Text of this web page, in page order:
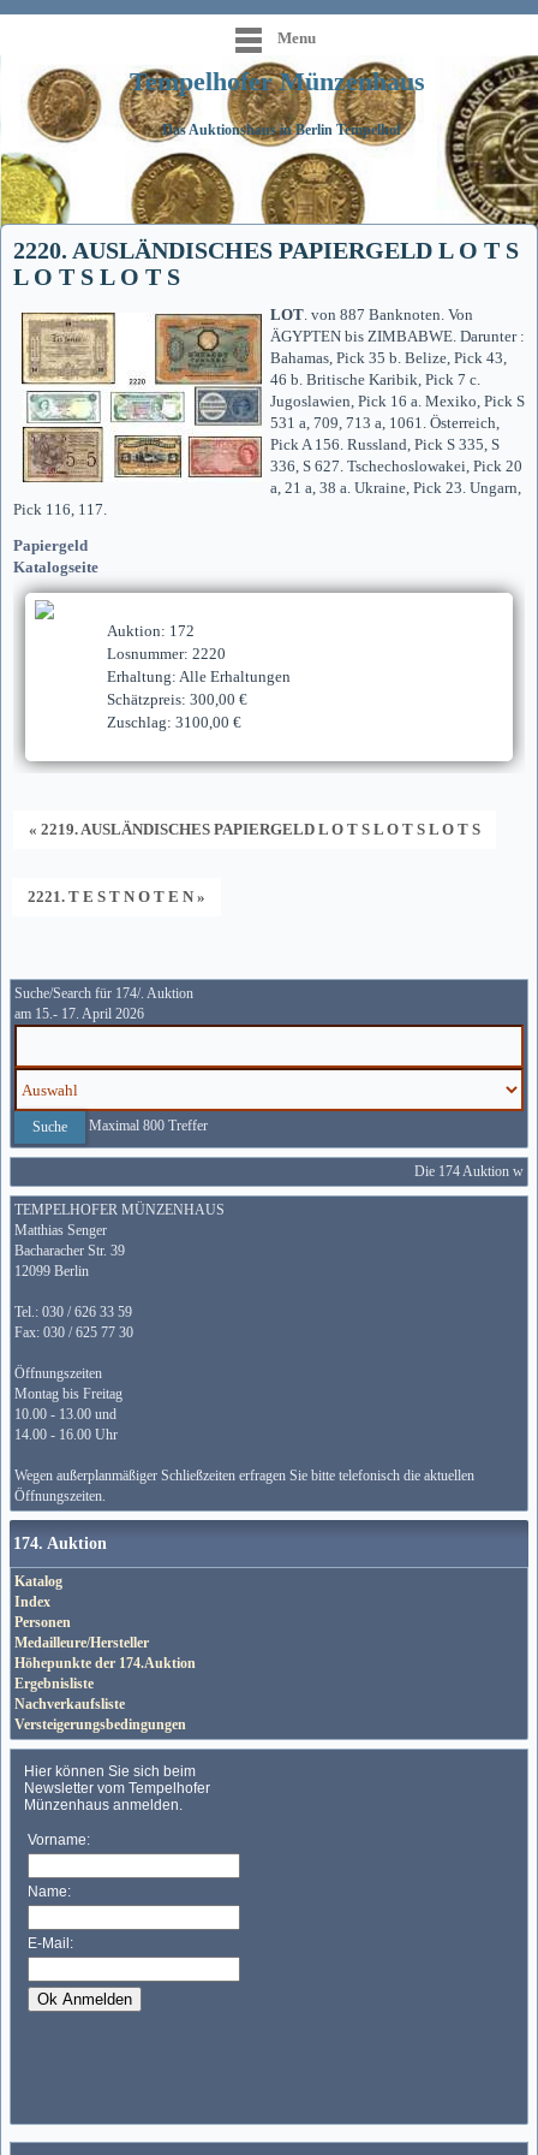
Menu
Tempelhofer Münzenhaus
Das Auktionshaus in Berlin Tempelhof
2220. AUSLÄNDISCHES PAPIERGELD L O T S
L O T S L O T S
LOT. von 887 Banknoten. Von
ÄGYPTEN bis ZIMBABWE. Darunter :
Bahamas, Pick 35 b. Belize, Pick 43,
46 b. Britische Karibik, Pick 7 c.
Jugoslawien, Pick 16 a. Mexiko, Pick S
531 a, 709, 713 a, 1061. Österreich,
Pick A 156. Russland, Pick S 335, S
336, S 627. Tschechoslowakei, Pick 20
a, 21 a, 38 a. Ukraine, Pick 23. Ungarn,
Pick 116, 117.
Papiergeld
Katalogseite
Auktion: 172
Losnummer: 2220
Erhaltung: Alle Erhaltungen
Schätzpreis: 300,00 €
Zuschlag: 3100,00 €
« 2219. AUSLÄNDISCHES PAPIERGELD L O T S L O T S L O T S
2221. T E S T N O T E N »
Suche/Search für 174/. Auktion
am 15.- 17. April 2026
Maximal 800 Treffer
Die 174 Auktion
TEMPELHOFER MÜNZENHAUS
Matthias Senger
Bacharacher Str. 39
12099 Berlin
Tel.: 030 / 626 33 59
Fax: 030 / 625 77 30
Öffnungszeiten
Montag bis Freitag
10.00 - 13.00 und
14.00 - 16.00 Uhr
Wegen außerplanmäßiger Schließzeiten erfragen Sie bitte telefonisch die aktuellen
Öffnungszeiten.
174. Auktion
Katalog
Index
Personen
Medailleure/Hersteller
Höhepunkte der 174.Auktion
Ergebnisliste
Nachverkaufsliste
Versteigerungsbedingungen